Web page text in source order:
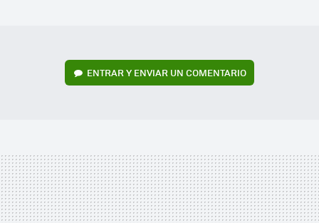
ENTRAR Y ENVIAR UN COMENTARIO